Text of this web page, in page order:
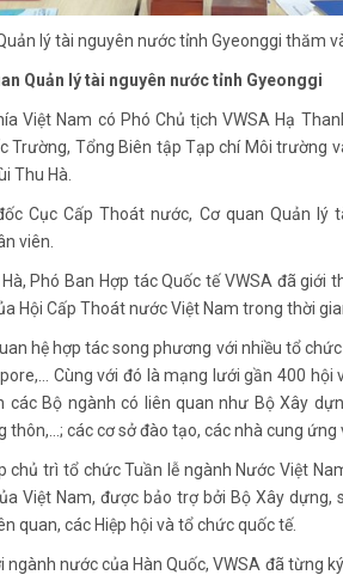
lý tài nguyên nước tỉnh Gyeonggi thăm
Quản lý tài nguyên nước tỉnh Gyeonggi
Việt Nam có Phó Chủ tịch VWSA Hạ
Trường, Tổng Biên tập Tạp chí Môi trường
Thu Hà.
Cục Cấp Thoát nước, Cơ quan Quản lý
viên.
Phó Ban Hợp tác Quốc tế VWSA đã giới
Hội Cấp Thoát nước Việt Nam trong thời
hệ hợp tác song phương với nhiều tổ
Cùng với đó là mạng lưới gần 400
các Bộ ngành có liên quan như Bộ Xây
thôn,…; các cơ sở đào tạo, các nhà cung
chủ trì tổ chức Tuần lễ ngành Nước Việt
Việt Nam, được bảo trợ bởi Bộ Xây
quan, các Hiệp hội và tổ chức quốc tế.
nước của Hàn Quốc, VWSA đã từng